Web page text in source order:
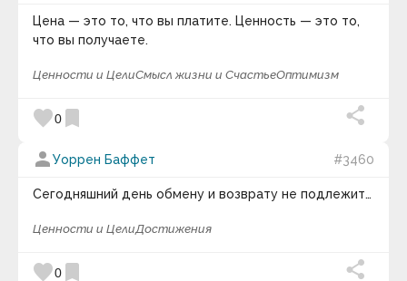
Цена — это то, что вы платите. Ценность — это то,
что вы получаете.
Ценности и ЦелиСмысл жизни и СчастьеОптимизм
favorite0 bookmark
personУоррен Баффет #3460
Сегодняшний день обмену и возврату не подлежит…
Ценности и ЦелиДостижения
favorite0 bookmark